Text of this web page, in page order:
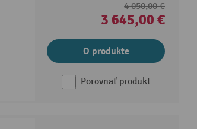
4 050,00 €
3 645,00 €
O produkte
Porovnať produkt